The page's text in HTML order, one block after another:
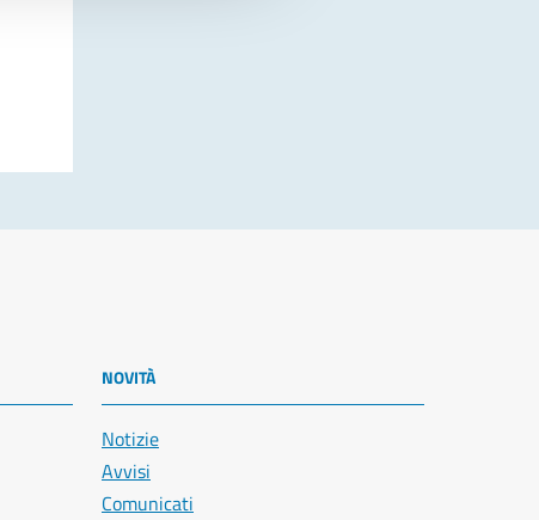
NOVITÀ
Notizie
Avvisi
Comunicati